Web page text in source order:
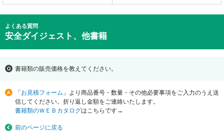
よくある質問
安全ダイジェスト、他書籍
書籍類の販売価格を教えてください。
「お見積フォーム 」より商品番号・数量・その他必要事項をご入力のうえ送
信してください。折り返し金額をご連絡いたします。
書籍類のＷＥＢカタログはこちらです→
前のページに戻る